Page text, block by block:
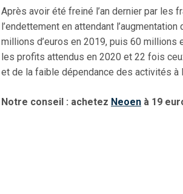
Après avoir été freiné l’an dernier par les
l’endettement en attendant
millions d’euros en 2019, puis 60 millions
les profits attendus en 2020 et 22 fois
et de la faible dépendance des activités à
Notre conseil : achetez Neoen à 19